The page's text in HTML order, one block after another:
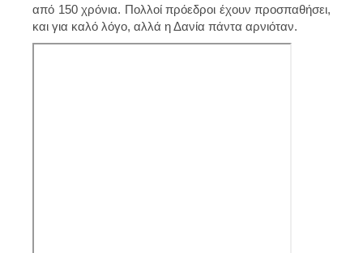
από 150 χρόνια. Πολλοί πρόεδροι έχουν προσπαθήσει,
και για καλό λόγο, αλλά η Δανία πάντα αρνιόταν.